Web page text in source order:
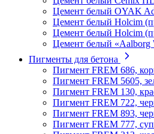
Цемент белый OYAK
Цемент белый Holcim
Цемент белый Holcim
Цемент белый «Aalborg
Пигменты для бетона
Пигмент FREM 686,
Пигмент FREM 5605,
Пигмент FREM 130,
Пигмент FREM 722,
Пигмент FREM 893,
Пигмент FREM 777,